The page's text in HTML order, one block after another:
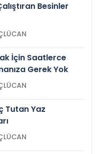
Besinler
GÜÇLÜCAN
İçin Saatlerce
Gerek Yok
GÜÇLÜCAN
Tutan Yaz
GÜÇLÜCAN